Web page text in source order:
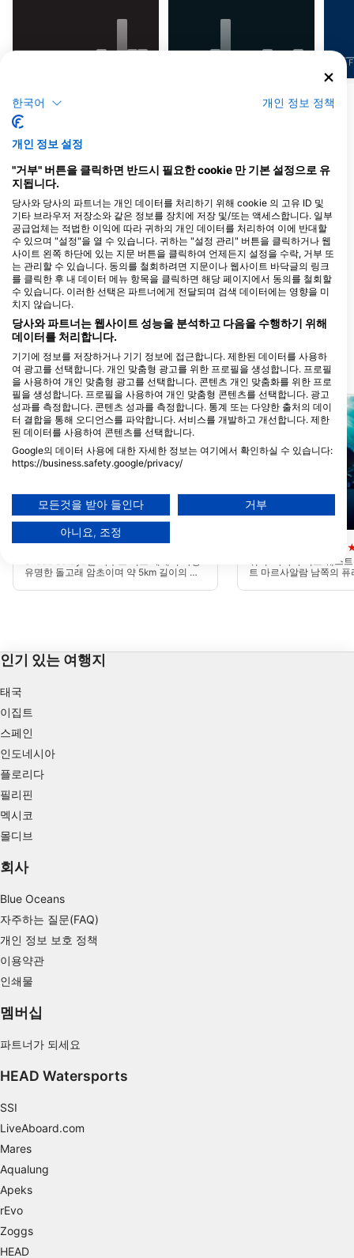
F
이 다이빙 장소를 이용하는 다이빙 센터
Blue Submarine diving
center Happy Life Hotel, Blue
Submarine diving centers
Happy Life
marsa alam happy life hotel _Kilo 32
South, 0000 Marsa Alam, 이집트
ORCA DIVE CLUB WADI
LAHMY AZUR
Hamata, 이집트
가까운 다이빙 사이트
Aqualung
Sataya Reef South
유명한 돌고래 암초이며 약 5km 길이의 암
석호에는 스피너 돌고래가 있습니다. 그것
위치: 사타야 리프 웨스
트 마르사알람 남쪽의
라고도 불리는 이곳은
인기 있는 여행지
태국
이집트
스페인
인도네시아
플로리다
필리핀
멕시코
몰디브
회사
Blue Oceans
자주하는 질문(FAQ)
개인 정보 보호 정책
이용약관
인쇄물
멤버십
파트너가 되세요
HEAD Watersports
SSI
LiveAboard.com
Mares
Aqualung
Apeks
rEvo
Zoggs
HEAD
한국어 개인 정보 정책
개인 정보 설정
"거부" 버튼을 클릭하면 반드시 필요한 cookie 만 기본 설정으로 유
지됩니다.
당사와 당사의 파트너는 개인 데이터를 처리하기 위해 cookie 의 고유 ID 및
기타 브라우저 저장소와 같은 정보를 장치에 저장 및/또는 액세스합니다. 일부
공급업체는 적법한 이익에 따라 귀하의 개인 데이터를 처리하여 이에 반대할
수 있으며 "설정"을 열 수 있습니다. 귀하는 "설정 관리" 버튼을 클릭하거나 웹
사이트 왼쪽 하단에 있는 지문 버튼을 클릭하여 언제든지 설정을 수락, 거부 또
는 관리할 수 있습니다. 동의를 철회하려면 지문이나 웹사이트 바닥글의 링크
를 클릭한 후 내 데이터 메뉴 항목을 클릭하면 해당 페이지에서 동의를 철회할
수 있습니다. 이러한 선택은 파트너에게 전달되며 검색 데이터에는 영향을 미
치지 않습니다.
당사와 파트너는 웹사이트 성능을 분석하고 다음을 수행하기 위해
데이터를 처리합니다.
기기에 정보를 저장하거나 기기 정보에 접근합니다. 제한된 데이터를 사용하
여 광고를 선택합니다. 개인 맞춤형 광고를 위한 프로필을 생성합니다. 프로필
을 사용하여 개인 맞춤형 광고를 선택합니다. 콘텐츠 개인 맞춤화를 위한 프로
필을 생성합니다. 프로필을 사용하여 개인 맞춤형 콘텐츠를 선택합니다. 광고
성과를 측정합니다. 콘텐츠 성과를 측정합니다. 통계 또는 다양한 출처의 데이
터 결합을 통해 오디언스를 파악합니다. 서비스를 개발하고 개선합니다. 제한
된 데이터를 사용하여 콘텐츠를 선택합니다.
Google의 데이터 사용에 대한 자세한 정보는 여기에서 확인하실 수 있습니다:
https://business.safety.google/privacy/
귀하의 동의와 cookie 정책은 이 웹사이트/앱에만 적용됩니다.
파트너 목록 보기 (1 IAB 벤더)
당사는 귀하의 데이터를 다음 목적으로 사용합니다:
Store and/or access information on a device
Create profiles to personalise content
Use profiles to select personalised content
Measure content performance
combinations of data from different sources
Develop and improve services
Use limited data to select content
IAB 특별 기능:
Use precise geolocation data
Identify devices based on information
actively requested
비IAB 처리 목적:
필요한
광고하는
모든것을 받아 들인다 거부
아니요, 조정